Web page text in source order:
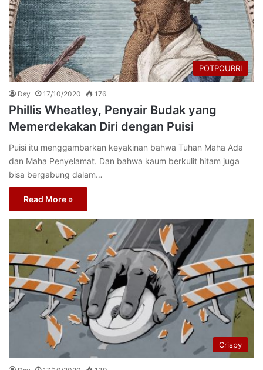
POTPOURRI
Dsy 17/10/2020 176
Phillis Wheatley, Penyair Budak yang
Memerdekakan Diri dengan Puisi
Puisi itu menggambarkan keyakinan bahwa Tuhan Maha Ada
dan Maha Penyelamat. Dan bahwa kaum berkulit hitam juga
bisa bergabung dalam…
Read More »
Crispy